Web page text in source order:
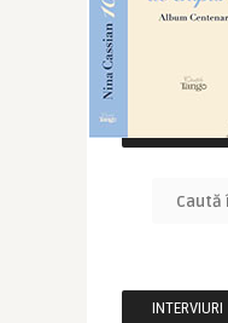
CAUTĂ ÎN
INTERVIURI